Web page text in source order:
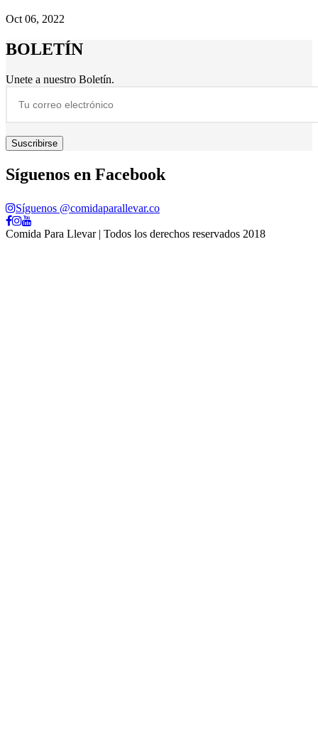
Oct 06, 2022
BOLETÍN
Unete a nuestro Boletín.
Síguenos en Facebook
Síguenos @comidaparallevar.co
Comida Para Llevar | Todos los derechos reservados 2018